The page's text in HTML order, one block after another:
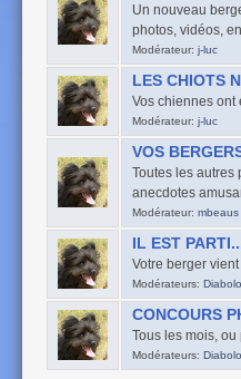
Un nouveau
photos, vidéos,
Modérateur: j-luc
LES CHIOTS
Vos chiennes ont
Modérateur: j-luc
VOS
Toutes les autres
anecdotes
Modérateur: mbeaus
IL EST
Votre berger
Modérateurs: Diabolo
CONCOURS
Tous les mois,
Modérateurs: Diabolo